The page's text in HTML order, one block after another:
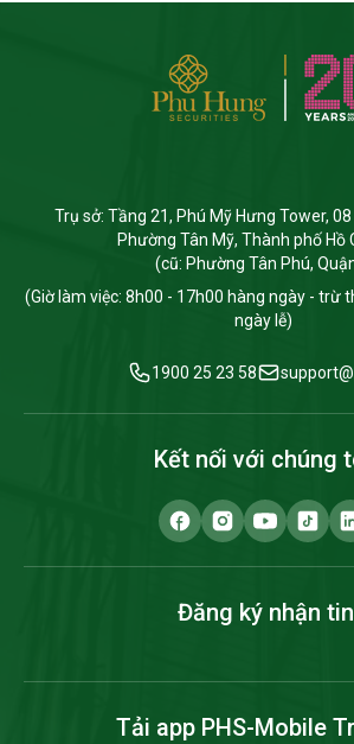
Trụ sở: Tầng 21, Phú Mỹ Hưng Tower,
Phường Tân Mỹ, Thành phố Hồ
(cũ: Phường Tân Phú,
(Giờ làm việc: 8h00 - 17h00 hàng ngày - trừ
ngày lễ)
1900 25 23 58
Kết nối với chúng
Đăng ký nhận tin
Tải app PHS-Mobile